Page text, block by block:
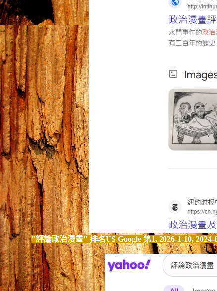
"評論政治漫畫" 排名US Google 第1, 2026-1-10, 2024-